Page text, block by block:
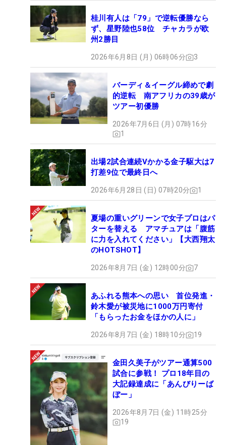
桂川有人は「79」で逆転優勝なら
ず、星野陸也58位 チャカラが欧
州2勝目
2026年6月8日 (月) 06時06分 3
バーディ＆イーグル締めで劇
的逆転 南アフリカの39歳が
ツアー初優勝
2026年7月6日 (月) 07時16分
1
出場2試合連続Vかかる金子駆大は7
打差9位で最終日へ
2026年6月28日 (日) 07時20分 1
夏場の重いグリーンで女子プロはパ
ターを替える アマチュアは「腹筋
に力を入れてください」【大西翔太
のHOTSHOT】
2026年8月7日 (金) 12時00分 7
あふれる熊本への思い 首位発進・
鈴木愛が被災地に1000万円寄付
「もらったお金をほかの人に」
2026年8月7日 (金) 18時10分 19
金田久美子がツアー通算500
試合に参戦！ プロ18年目の
大記録達成に「あんびりーば
ぼー」
2026年8月7日 (金) 11時25分
19